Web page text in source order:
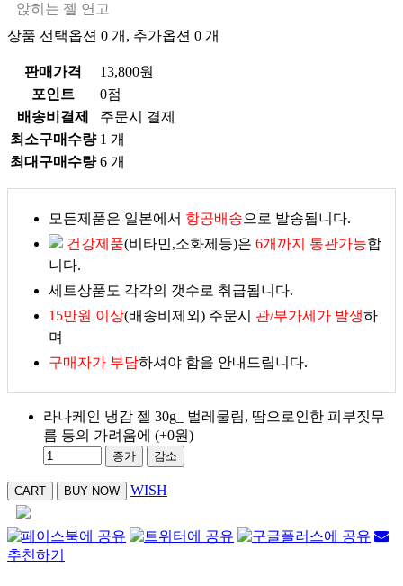
앉히는 젤 연고
상품 선택옵션 0 개, 추가옵션 0 개
판매가격
13,800원
포인트
0점
배송비결제
주문시 결제
최소구매수량 1 개
최대구매수량 6 개
모든제품은 일본에서 항공배송으로 발송됩니다.
건강제품(비타민,소화제등)은 6개까지 통관가능합
니다.
세트상품도 각각의 갯수로 취급됩니다.
15만원 이상(배송비제외) 주문시 관/부가세가 발생하
며
구매자가 부담하셔야 함을 안내드립니다.
라나케인 냉감 젤 30g_ 벌레물림, 땀으로인한 피부짓무
름 등의 가려움에 (+0원)
증가 감소
WISH
추천하기